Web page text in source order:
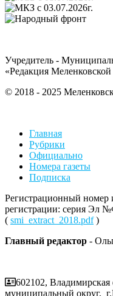
Учредитель -
«Редакция
© 2018 - 2025
Главная
Рубрики
Официально
Номера газеты
Подписка
Регистрационный номер
регистрации: серия Эл
( smi_extract_2018.pdf)
Главный редактор -
602102, Владимирская
муниципальный округ,